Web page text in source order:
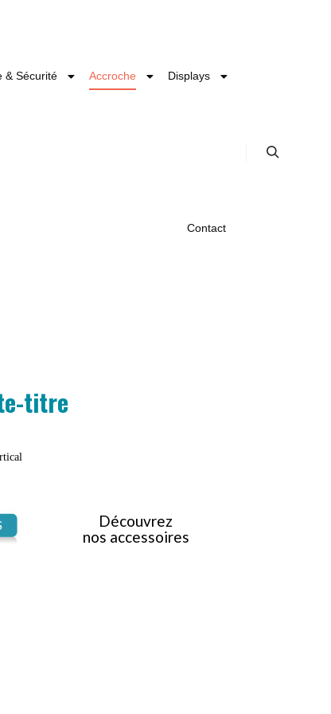
& Sécurité Accroche Displays
Contact
titre
Découvrez
nos accessoires